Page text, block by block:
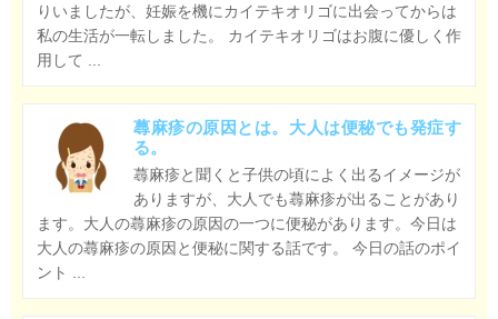
りいましたが、妊娠を機にカイテキオリゴに出会ってからは
私の生活が一転しました。 カイテキオリゴはお腹に優しく作
用して ...
蕁麻疹の原因とは。大人は便秘でも発症す
る。
蕁麻疹と聞くと子供の頃によく出るイメージが
ありますが、大人でも蕁麻疹が出ることがあり
ます。大人の蕁麻疹の原因の一つに便秘があります。今日は
大人の蕁麻疹の原因と便秘に関する話です。 今日の話のポイ
ント ...